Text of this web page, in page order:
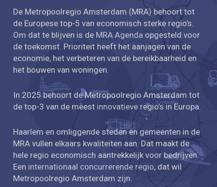
De Metropoolregio Amsterdam (MRA) behoort tot
de Europese top-5 van economisch sterke regio’s.
Om dat te blijven is de MRA Agenda opgesteld voor
de toekomst. Prioriteit heeft het aanjagen van de
economie, het verbeteren van de bereikbaarheid en
het bouwen van woningen.
In 2025 behoort de Metropoolregio Amsterdam tot
de top-3 van de meest innovatieveregio’s in Europa.
Haarlem en omliggende steden en gemeenten in de
MRA vullen elkaars kwaliteiten aan. Dat maakt de
hele regio economisch aantrekkelijk voor bedrijven.
Een internationaal concurrerende regio, dat wil
Metropoolregio Amsterdam zijn.